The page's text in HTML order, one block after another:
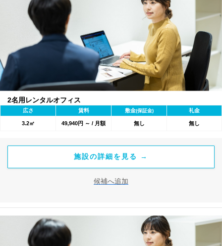
2名用レンタルオフィス
広さ 賃料 敷金(保証金) 礼金
3.2㎡ 49,940円 ～ / 月額 無し 無し
施設の詳細を見る →
候補へ追加